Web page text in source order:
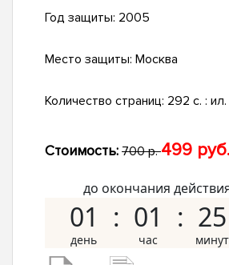
Год защиты: 2005
Место защиты: Москва
Количество страниц: 292 с. : ил.
Стоимость: 700 р.499 руб.
до окончания
01 01 24